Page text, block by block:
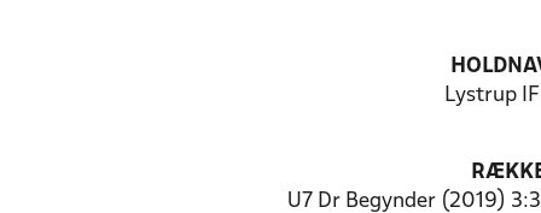
Lystrup
U7 Dr Begynder (2019)